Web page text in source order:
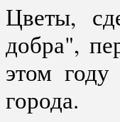
Цветы,
добра",
этом
города.